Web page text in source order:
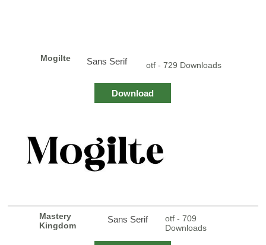
Mogilte Sans Serif otf - 729 Downloads
Download
Mastery
Kingdom
Sans Serif
otf - 709
Downloads